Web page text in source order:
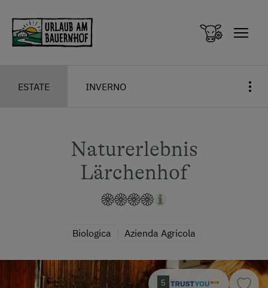
ESTATE INVERNO
Naturerlebnis
Lärchenhof
Biologica Azienda Agricola
5